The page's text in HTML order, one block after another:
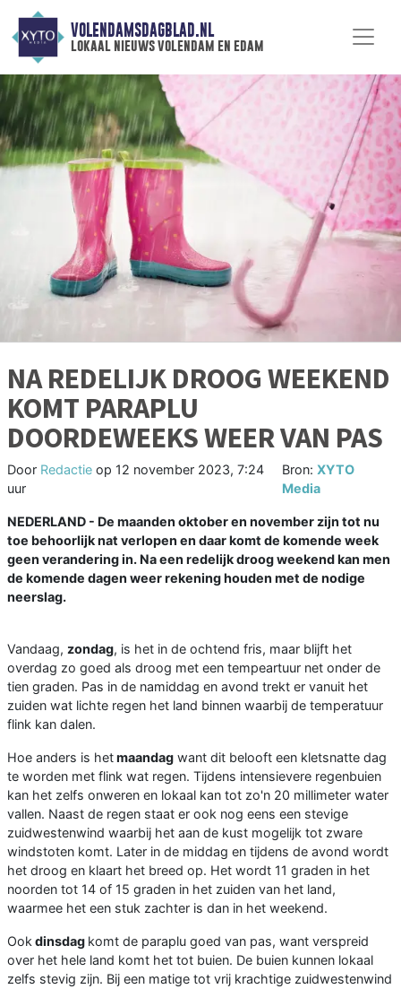
VOLENDAMSDAGBLAD.NL
lokaal nieuws volendam en edam
NA REDELIJK DROOG WEEKEND
KOMT PARAPLU
DOORDEWEEKS WEER VAN PAS
Door Redactie op 12 november 2023, 7:24
uur
Bron:XYTO
Media
NEDERLAND - De maanden oktober en november zijn tot nu
toe behoorlijk nat verlopen en daar komt de komende week
geen verandering in. Na een redelijk droog weekend kan men
de komende dagen weer rekening houden met de nodige
neerslag.
Vandaag, zondag, is het in de ochtend fris, maar blijft het
overdag zo goed als droog met een tempeartuur net onder de
tien graden. Pas in de namiddag en avond trekt er vanuit het
zuiden wat lichte regen het land binnen waarbij de temperatuur
flink kan dalen.
Hoe anders is hetmaandag want dit belooft een kletsnatte dag
te worden met flink wat regen. Tijdens intensievere regenbuien
kan het zelfs onweren en lokaal kan tot zo'n 20 millimeter water
vallen. Naast de regen staat er ook nog eens een stevige
zuidwestenwind waarbij het aan de kust mogelijk tot zware
windstoten komt. Later in de middag en tijdens de avond wordt
het droog en klaart het breed op. Het wordt 11 graden in het
noorden tot 14 of 15 graden in het zuiden van het land,
waarmee het een stuk zachter is dan in het weekend.
Ook dinsdag komt de paraplu goed van pas, want verspreid
over het hele land komt het tot buien. De buien kunnen lokaal
zelfs stevig zijn. Bij een matige tot vrij krachtige zuidwestenwind